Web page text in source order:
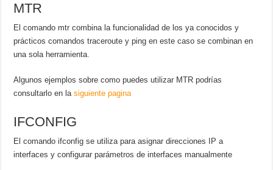
MTR
El comando mtr combina la funcionalidad de los ya conocidos y
prácticos comandos traceroute y ping en este caso se combinan en
una sola herramienta.
Algunos ejemplos sobre como puedes utilizar MTR podrías
consultarlo en lasiguiente pagina
IFCONFIG
El comando ifconfig se utiliza para asignar direcciones IP a
interfaces y configurar parámetros de interfaces manualmente